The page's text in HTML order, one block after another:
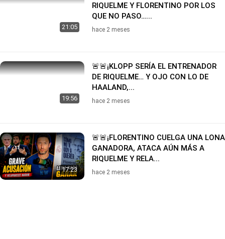
21:05
RIQUELME Y FLORENTINO POR LOS
QUE NO PASO…...
hace 2 meses
19:56
🚨🚨¡KLOPP SERÍA EL ENTRENADOR
DE RIQUELME… Y OJO CON LO DE
HAALAND,...
hace 2 meses
17:23
🚨🚨¡FLORENTINO CUELGA UNA LONA
GANADORA, ATACA AÚN MÁS A
RIQUELME Y RELA...
hace 2 meses